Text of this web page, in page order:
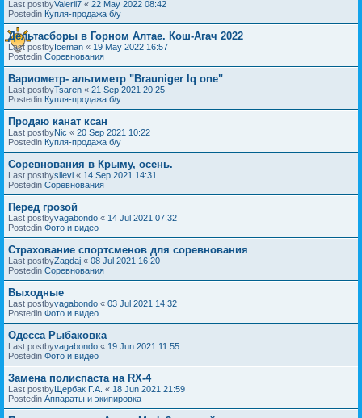
Last postbyValerii7 « 22 May 2022 08:42
Postedin Купля-продажа б/у
Дельтасборы в Горном Алтае. Кош-Агач 2022
Last postbyIceman « 19 May 2022 16:57
Postedin Соревнования
Вариометр- альтиметр "Brauniger Iq one"
Last postbyTsaren « 21 Sep 2021 20:25
Postedin Купля-продажа б/у
Продаю канат ксан
Last postbyNic « 20 Sep 2021 10:22
Postedin Купля-продажа б/у
Соревнования в Крыму, осень.
Last postbysilevi « 14 Sep 2021 14:31
Postedin Соревнования
Перед грозой
Last postbyvagabondo « 14 Jul 2021 07:32
Postedin Фото и видео
Страхование спортсменов для соревнования
Last postbyZagdaj « 08 Jul 2021 16:20
Postedin Соревнования
Выходные
Last postbyvagabondo « 03 Jul 2021 14:32
Postedin Фото и видео
Одесса Рыбаковка
Last postbyvagabondo « 19 Jun 2021 11:55
Postedin Фото и видео
Замена полиспаста на RX-4
Last postbyЩербак Г.А. « 18 Jun 2021 21:59
Postedin Аппараты и экипировка